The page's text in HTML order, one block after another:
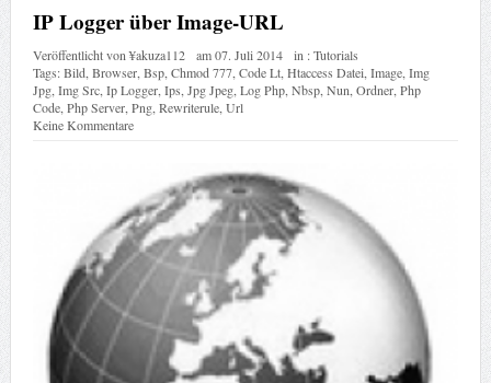
IP Logger über Image-URL
Veröffentlicht von¥akuza112 am07. Juli 2014 in :Tutorials
Tags:Bild, Browser, Bsp, Chmod 777, Code Lt, Htaccess Datei Image, Img
Jpg, Img Src, Ip Logger, Ips Jpg Jpeg, Log Php, Nbsp, Nun Ordner, Php
Code, Php Server, Png, Rewriterule, Url
Keine Kommentare